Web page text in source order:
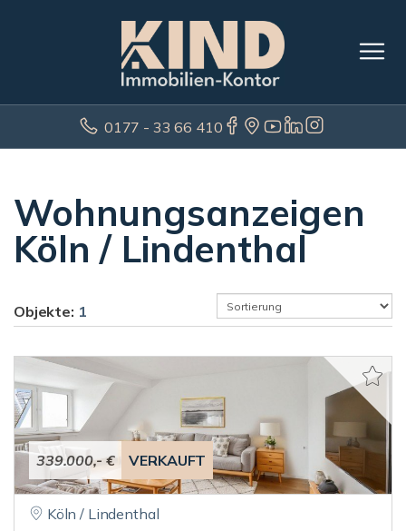
0177 - 33 66 410
Wohnungsanzeigen
Köln / Lindenthal
Objekte: 1
339.000,- € VERKAUFT
Köln / Lindenthal